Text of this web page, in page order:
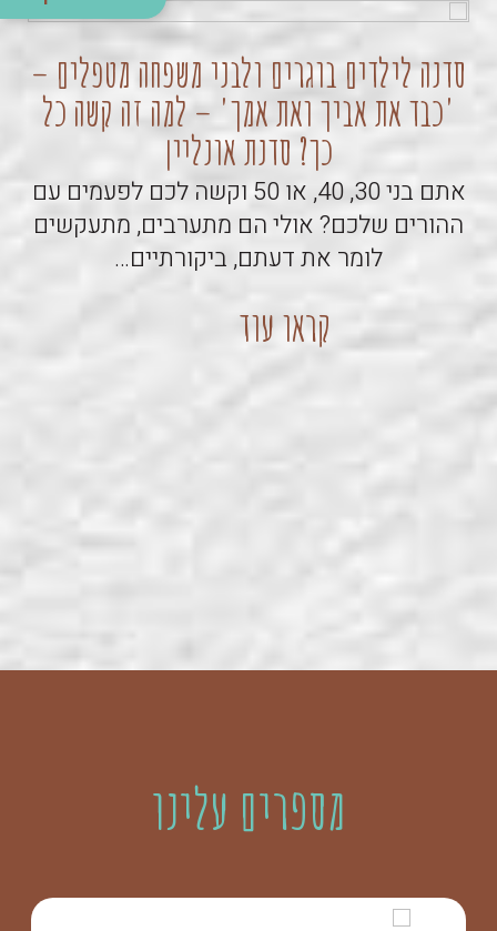
סדנה לילדים בוגרים ולבני משפחה מטפלים –
'כבד את אביך ואת אמך' – למה זה קשה כל
כך? סדנת אונליין
אתם בני 30, 40, או 50 וקשה לכם לפעמים עם
ההורים שלכם? אולי הם מתערבים, מתעקשים
לומר את דעתם, ביקורתיים…
קראו עוד
מספרים עלינו